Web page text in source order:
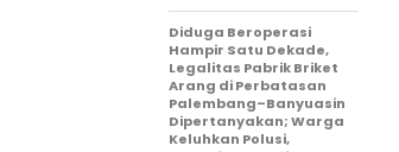
Diduga Beroperasi
Hampir Satu Dekade,
Legalitas Pabrik Briket
Arang di Perbatasan
Palembang–Banyuasin
Dipertanyakan; Warga
Keluhkan Polusi,